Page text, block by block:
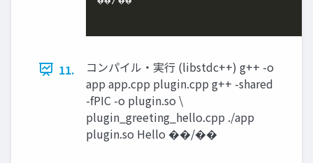
11.
コンパイル・実⾏ (libstdc++) g++ -o
app app.cpp plugin.cpp g++ -shared
-fPIC -o plugin.so \
plugin_greeting_hello.cpp ./app
plugin.so Hello ��/��